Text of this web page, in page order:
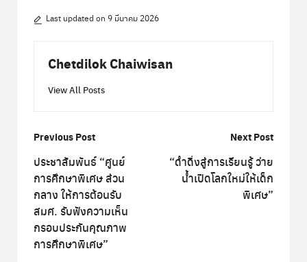
Last updated on 9 มีนาคม 2026
Chetdilok Chaiwisan
View All Posts
Post
navigation
Previous Post
ประชาสัมพันธ์ “ศูนย์
การศึกษาพิเศษ ส่วน
กลาง ให้การต้อนรับ
สมศ. รับฟังความเห็น
กรอบประกันคุณภาพ
การศึกษาพิเศษ”
Next Post
“ดำดิ่งสู่การเรียนรู้ ว่าย
น้ำเปิดโลกใหม่ให้เด็ก
พิเศษ”